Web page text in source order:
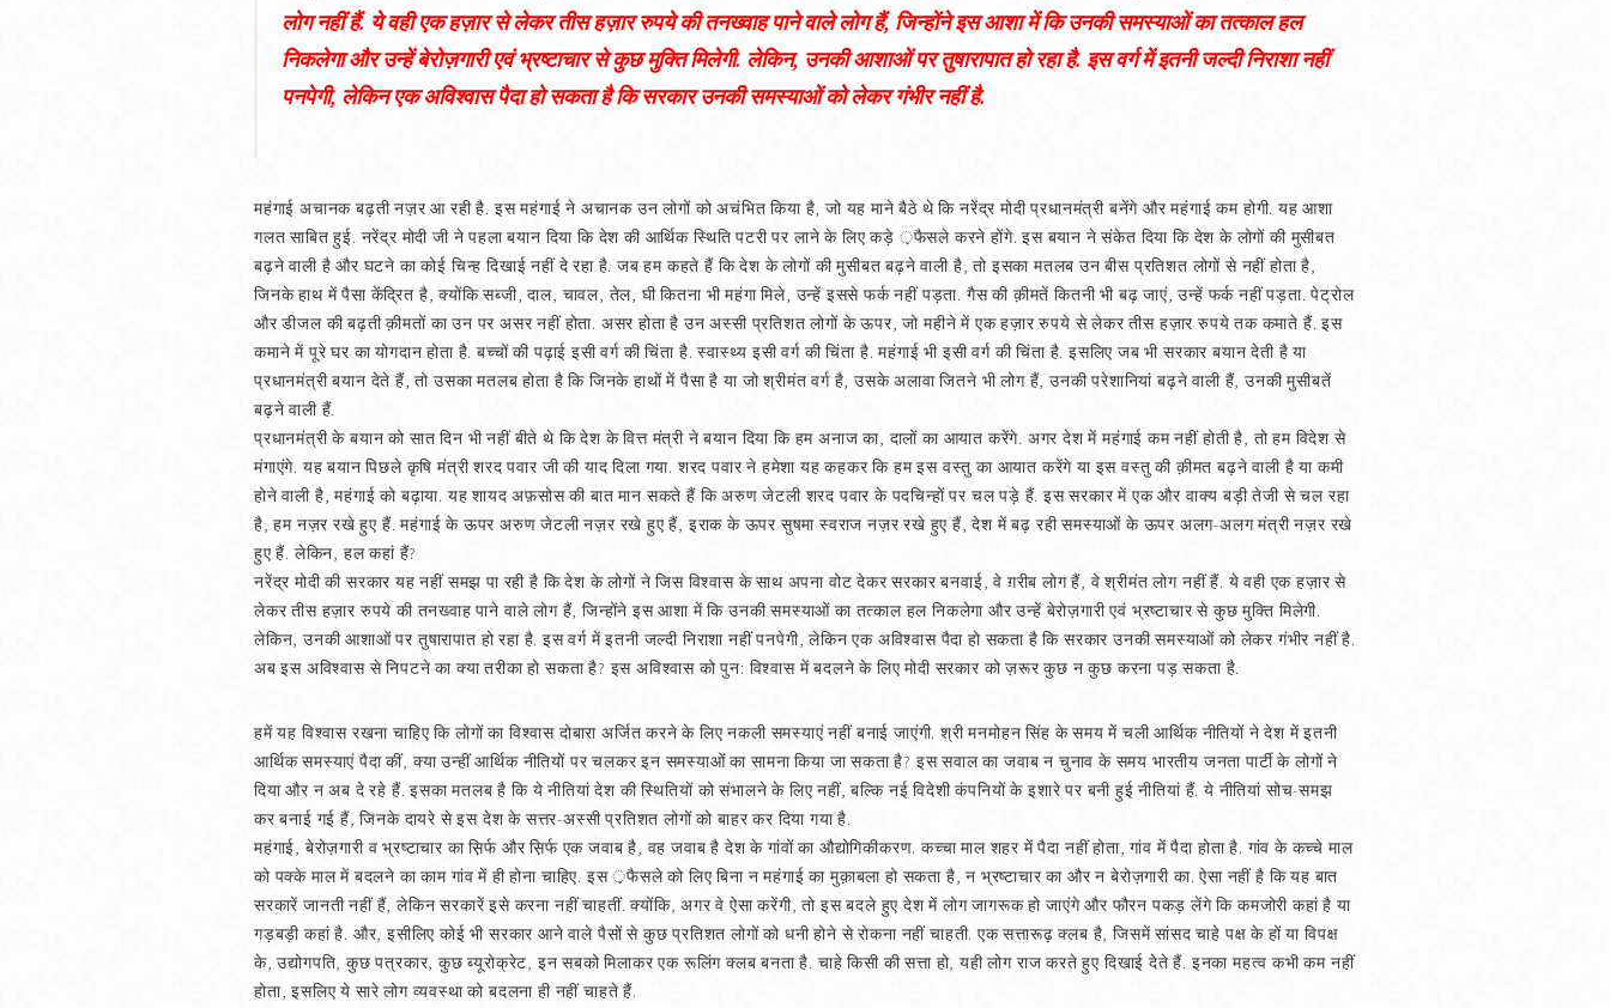
लोग नहीं हैं. ये वही एक हज़ार से लेकर तीस हज़ार रुपये की तनख्वाह पाने वाले लोग हैं, जिन्होंने इस आशा में कि उनकी समस्याओं का तत्काल हल
निकलेगा और उन्हें बेरोज़गारी एवं भ्रष्टाचार से कुछ मुक्ति मिलेगी. लेकिन, उनकी आशाओं पर तुषारापात हो रहा है. इस वर्ग में इतनी जल्दी निराशा नहीं
पनपेगी, लेकिन एक अविश्‍वास पैदा हो सकता है कि सरकार उनकी समस्याओं को लेकर गंभीर नहीं है.
महंगाई अचानक बढ़ती नज़र आ रही है. इस महंगाई ने अचानक उन लोगों को अचंभित किया है, जो यह माने बैठे थे कि नरेंद्र मोदी प्रधानमंत्री बनेंगे और महंगाई कम होगी. यह आशा
गलत साबित हुई. नरेंद्र मोदी जी ने पहला बयान दिया कि देश की आर्थिक स्थिति पटरी पर लाने के लिए कड़े ़फैसले करने होंगे. इस बयान ने संकेत दिया कि देश के लोगों की मुसीबत
बढ़ने वाली है और घटने का कोई चिन्ह दिखाई नहीं दे रहा है. जब हम कहते हैं कि देश के लोगों की मुसीबत बढ़ने वाली है, तो इसका मतलब उन बीस प्रतिशत लोगों से नहीं होता है,
जिनके हाथ में पैसा केंद्रित है, क्योंकि सब्जी, दाल, चावल, तेल, घी कितना भी महंगा मिले, उन्हें इससे फर्क नहीं पड़ता. गैस की क़ीमतें कितनी भी बढ़ जाएं, उन्हें फर्क नहीं पड़ता. पेट्रोल
और डीजल की बढ़ती क़ीमतों का उन पर असर नहीं होता. असर होता है उन अस्सी प्रतिशत लोगों के ऊपर, जो महीने में एक हज़ार रुपये से लेकर तीस हज़ार रुपये तक कमाते हैं. इस
कमाने में पूरे घर का योगदान होता है. बच्चों की पढ़ाई इसी वर्ग की चिंता है. स्वास्थ्य इसी वर्ग की चिंता है. महंगाई भी इसी वर्ग की चिंता है. इसलिए जब भी सरकार बयान देती है या
प्रधानमंत्री बयान देते हैं, तो उसका मतलब होता है कि जिनके हाथों में पैसा है या जो श्रीमंत वर्ग है, उसके अलावा जितने भी लोग हैं, उनकी परेशानियां बढ़ने वाली हैं, उनकी मुसीबतें
बढ़ने वाली हैं.
प्रधानमंत्री के बयान को सात दिन भी नहीं बीते थे कि देश के वित्त मंत्री ने बयान दिया कि हम अनाज का, दालों का आयात करेंगे. अगर देश में महंगाई कम नहीं होती है, तो हम विदेश से
मंगाएंगे. यह बयान पिछले कृषि मंत्री शरद पवार जी की याद दिला गया. शरद पवार ने हमेशा यह कहकर कि हम इस वस्तु का आयात करेंगे या इस वस्तु की क़ीमत बढ़ने वाली है या कमी
होने वाली है, महंगाई को बढ़ाया. यह शायद अफ़सोस की बात मान सकते हैं कि अरुण जेटली शरद पवार के पदचिन्हों पर चल पड़े हैं. इस सरकार में एक और वाक्य बड़ी तेजी से चल रहा
है, हम नज़र रखे हुए हैं. महंगाई के ऊपर अरुण जेटली नज़र रखे हुए हैं, इराक के ऊपर सुषमा स्वराज नज़र रखे हुए हैं, देश में बढ़ रही समस्याओं के ऊपर अलग-अलग मंत्री नज़र रखे
हुए हैं. लेकिन, हल कहां हैं?
नरेंद्र मोदी की सरकार यह नहीं समझ पा रही है कि देश के लोगों ने जिस विश्‍वास के साथ अपना वोट देकर सरकार बनवाई, वे ग़रीब लोग हैं, वे श्रीमंत लोग नहीं हैं. ये वही एक हज़ार से
लेकर तीस हज़ार रुपये की तनख्वाह पाने वाले लोग हैं, जिन्होंने इस आशा में कि उनकी समस्याओं का तत्काल हल निकलेगा और उन्हें बेरोज़गारी एवं भ्रष्टाचार से कुछ मुक्ति मिलेगी.
लेकिन, उनकी आशाओं पर तुषारापात हो रहा है. इस वर्ग में इतनी जल्दी निराशा नहीं पनपेगी, लेकिन एक अविश्‍वास पैदा हो सकता है कि सरकार उनकी समस्याओं को लेकर गंभीर नहीं है.
अब इस अविश्‍वास से निपटने का क्या तरीका हो सकता है? इस अविश्‍वास को पुन: विश्‍वास में बदलने के लिए मोदी सरकार को ज़रूर कुछ न कुछ करना पड़ सकता है.
हमें यह विश्‍वास रखना चाहिए कि लोगों का विश्‍वास दोबारा अर्जित करने के लिए नकली समस्याएं नहीं बनाई जाएंगी. श्री मनमोहन सिंह के समय में चली आर्थिक नीतियों ने देश में इतनी
आर्थिक समस्याएं पैदा कीं, क्या उन्हीं आर्थिक नीतियों पर चलकर इन समस्याओं का सामना किया जा सकता है? इस सवाल का जवाब न चुनाव के समय भारतीय जनता पार्टी के लोगों ने
दिया और न अब दे रहे हैं. इसका मतलब है कि ये नीतियां देश की स्थितियों को संभालने के लिए नहीं, बल्कि नई विदेशी कंपनियों के इशारे पर बनी हुई नीतियां हैं. ये नीतियां सोच-समझ
कर बनाई गई हैं, जिनके दायरे से इस देश के सत्तर-अस्सी प्रतिशत लोगों को बाहर कर दिया गया है.
महंगाई, बेरोज़गारी व भ्रष्टाचार का स़िर्फ और स़िर्फ एक जवाब है, वह जवाब है देश के गांवों का औद्योगिकीकरण. कच्चा माल शहर में पैदा नहीं होता, गांव में पैदा होता है. गांव के कच्चे माल
को पक्के माल में बदलने का काम गांव में ही होना चाहिए. इस ़फैसले को लिए बिना न महंगाई का मुक़ाबला हो सकता है, न भ्रष्टाचार का और न बेरोज़गारी का. ऐसा नहीं है कि यह बात
सरकारें जानती नहीं हैं, लेकिन सरकारें इसे करना नहीं चाहतीं. क्योंकि, अगर वे ऐसा करेंगी, तो इस बदले हुए देश में लोग जागरूक हो जाएंगे और फौरन पकड़ लेंगे कि कमजोरी कहां है या
गड़बड़ी कहां है. और, इसीलिए कोई भी सरकार आने वाले पैसों से कुछ प्रतिशत लोगों को धनी होने से रोकना नहीं चाहती. एक सत्तारूढ़ क्लब है, जिसमें सांसद चाहे पक्ष के हों या विपक्ष
के, उद्योगपति, कुछ पत्रकार, कुछ ब्यूरोक्रेट, इन सबको मिलाकर एक रूलिंग क्लब बनता है. चाहे किसी की सत्ता हो, यही लोग राज करते हुए दिखाई देते हैं. इनका महत्व कभी कम नहीं
होता, इसलिए ये सारे लोग व्यवस्था को बदलना ही नहीं चाहते हैं.